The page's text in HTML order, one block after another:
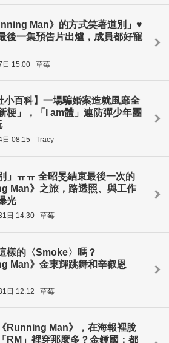
Man》的方式笑著道別」♥
後一集預告片出爐，成員都好寵
日 15:00 草莓
小百科】一場騙婚案造就風靡全
梗」，「I am體」連防彈少年團
08:15 Tracy
」ㅠㅠ 全昭旻結束最後一次的
Man》之旅，路透照、與工作
光
日 14:30 草莓
樣的〈Smoke〉嗎？
Man》金東輝跳舞和辛叡恩
日 12:12 草莓
Running Man》，在海報裡脫
RM」裡穿那麼多？金鍾國：都